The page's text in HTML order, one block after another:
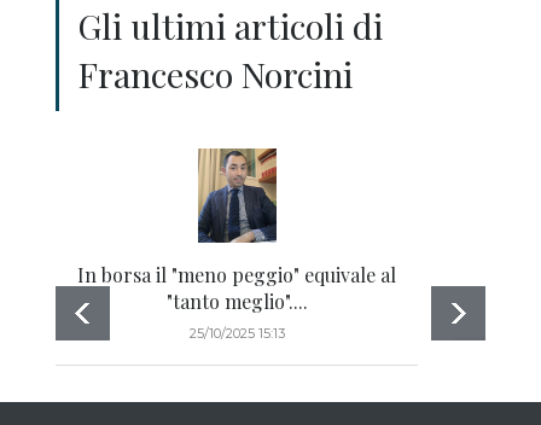
Gli ultimi articoli di
Francesco Norcini
In borsa il "meno peggio" equivale al
"tanto meglio"....
25/10/2025 15:13